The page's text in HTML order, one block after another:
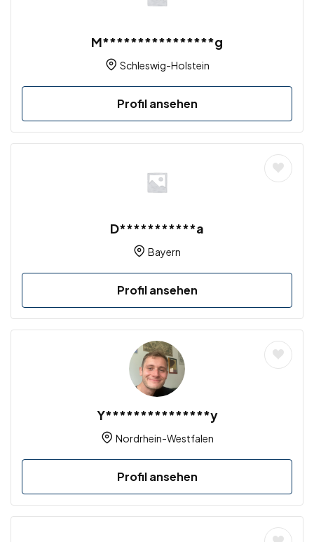
M****************g
Schleswig-Holstein
Profil ansehen
D***********a
Bayern
Profil ansehen
Y***************y
Nordrhein-Westfalen
Profil ansehen